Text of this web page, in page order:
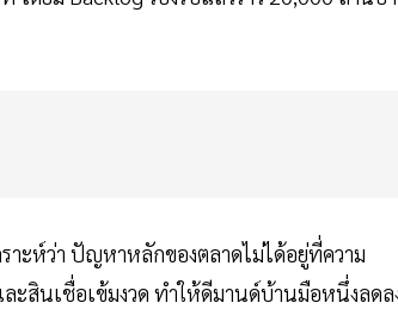
าะห์ว่า ปัญหาหลักของตลาดไม่ได้อยู่ที่ความ
ะสินเชื่อเข้มงวด ทำให้ดีมานด์บ้านมือหนึ่งลดล